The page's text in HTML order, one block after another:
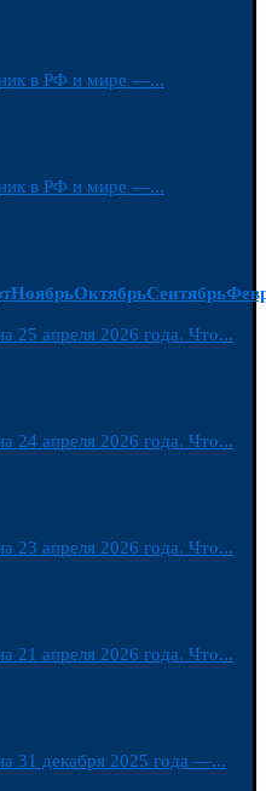
в РФ и мире —...
в РФ и мире —...
НоябрьОктябрьСентябрь
25 апреля 2026 года. Что...
24 апреля 2026 года. Что...
23 апреля 2026 года. Что...
21 апреля 2026 года. Что...
31 декабря 2025 года —...